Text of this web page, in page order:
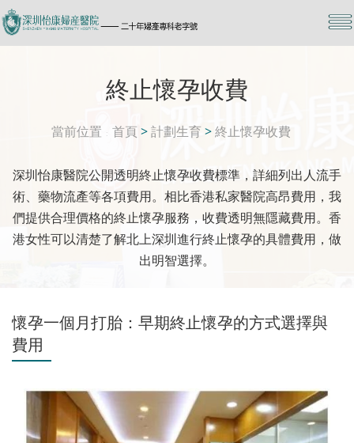
終止懷孕收費
當前位置 首頁 >計劃生育>終止懷孕收費
深圳怡康醫院公開透明終止懷孕收費標準，詳細列出人流手
術、藥物流產等各項費用。相比香港私家醫院高昂費用，我
們提供合理價格的終止懷孕服務，收費透明無隱藏費用。香
港女性可以清楚了解北上深圳進行終止懷孕的具體費用，做
出明智選擇。
懷孕一個月打胎：早期終止懷孕的方式選擇與
費用